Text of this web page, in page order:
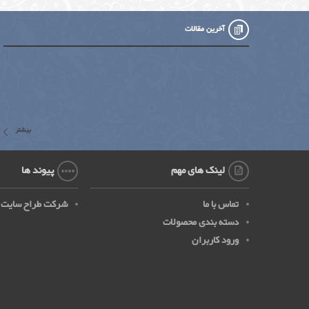
آخرین مقالات
بیشتر
لینک های مهم
تماس با ما
دسته بندی محصولات
ورود کاربران
پیوند ها
شرکت طراح سایت